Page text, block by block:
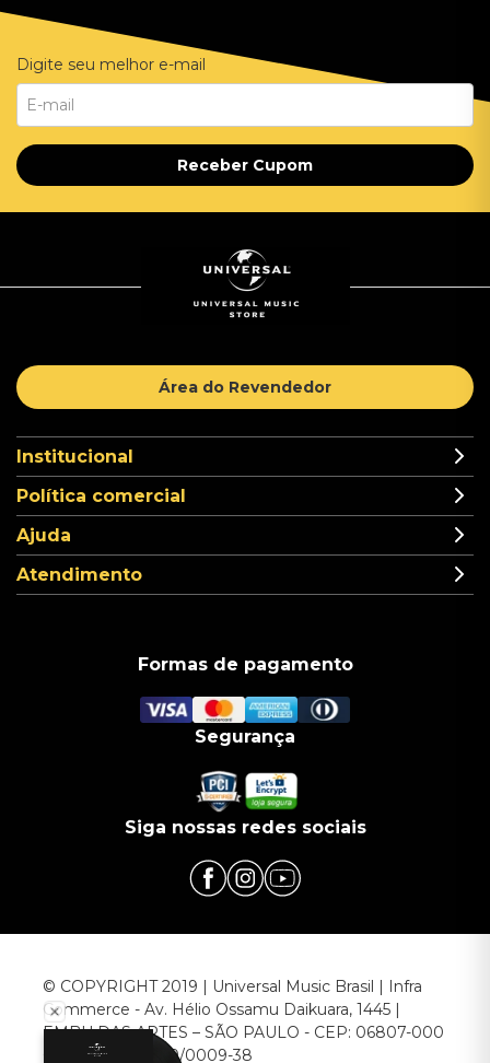
Digite seu melhor e-mail
Receber Cupom
Área do Revendedor
Institucional
Política comercial
Ajuda
Atendimento
Formas de pagamento
Segurança
Siga nossas redes sociais
© COPYRIGHT 2019 | Universal Music Brasil | Infra
Commerce - Av. Hélio Ossamu Daikuara, 1445 |
EMBU DAS ARTES – SÃO PAULO - CEP: 06807-000
CNPJ: 00.952.789/0009-38